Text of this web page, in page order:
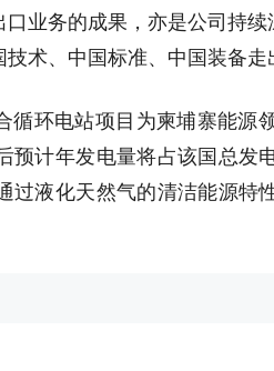
业务的成果，亦是公司持续
术、中国标准、中国装备走
环电站项目为柬埔寨能源
预计年发电量将占该国总发
过液化天然气的清洁能源特